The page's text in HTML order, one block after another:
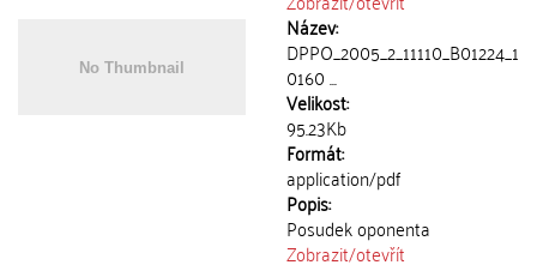
Název:
DPPO_2005_2_11110_B01224_1
0160 ...
Velikost:
95.23Kb
Formát:
application/pdf
Popis:
Posudek oponenta
Zobrazit/otevřít